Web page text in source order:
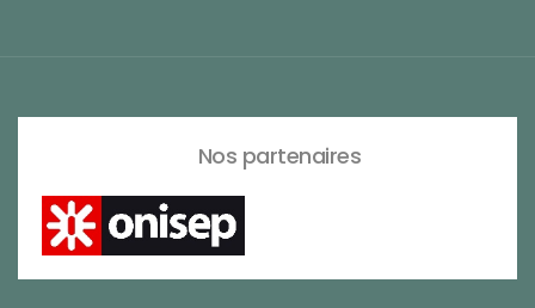
Nos partenaires